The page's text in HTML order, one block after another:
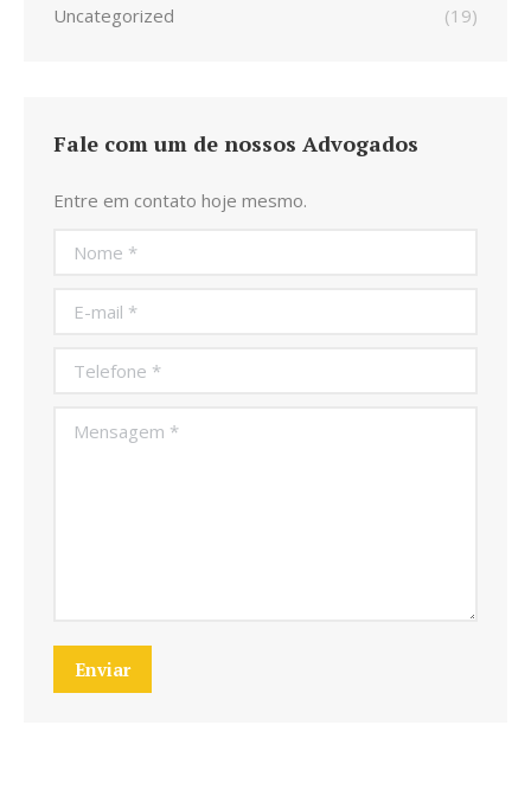
Uncategorized
(19)
Fale com um de nossos Advogados
Entre em contato hoje mesmo.
Nome *
E-mail *
Telefone *
Mensagem *
Enviar